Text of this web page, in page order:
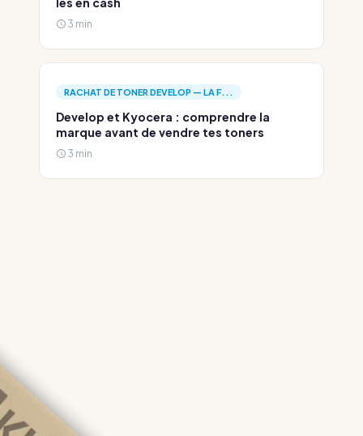
3 min
RACHAT DE TONER DEVELOP — LA F...
Develop et Kyocera : comprendre la
marque avant de vendre tes toners
3 min